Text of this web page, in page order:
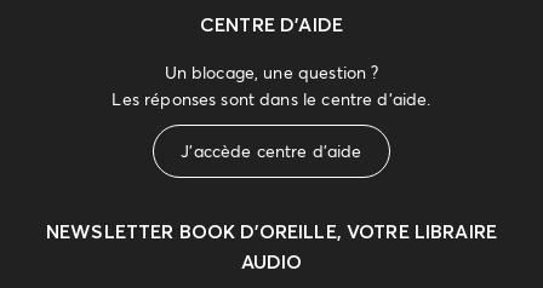
CENTRE D'AIDE
Un blocage, une question ?
Les réponses sont dans le centre d'aide.
J'accède centre d'aide
NEWSLETTER BOOK D’OREILLE, VOTRE LIBRAIRE
AUDIO